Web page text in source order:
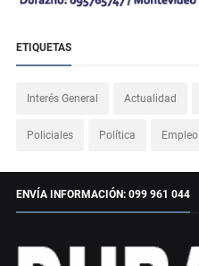
ETIQUETAS
Interés General Actualidad
Policiales Política Empleo
ENVÍA INFORMACIÓN: 099 961 044